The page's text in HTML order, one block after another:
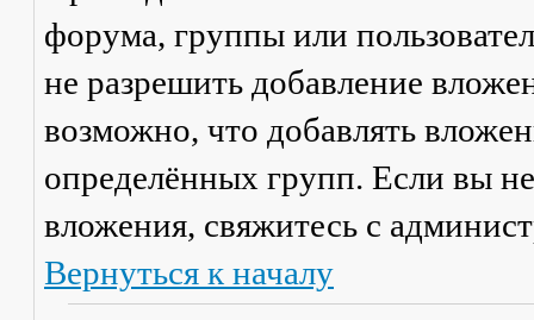
форума, группы или
не разрешить добавление
возможно, что добавлять
определённых групп. Если вы
вложения, свяжитесь с
Вернуться к началу